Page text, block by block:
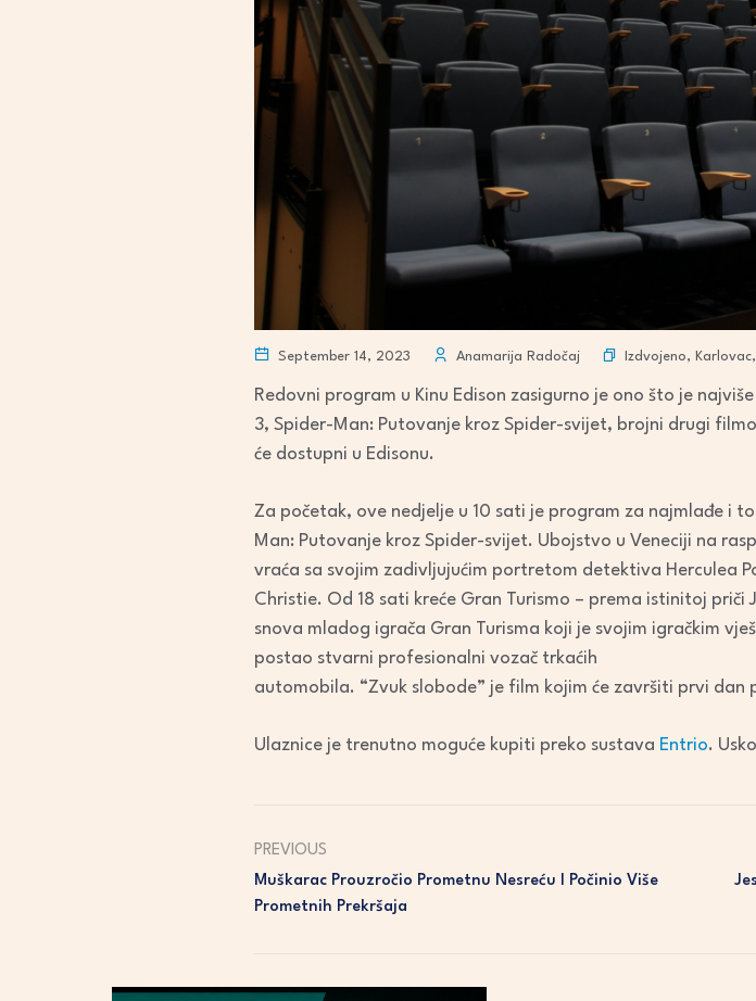
September 14, 2023 Anamarija Radočaj Izdvojeno, Karlovac,
Redovni program u Kinu Edison zasigurno je ono što je
3, Spider-Man: Putovanje kroz Spider-svijet, brojni drugi
će dostupni u Edisonu.
Za početak, ove nedjelje u 10 sati je program za najmlađe i
Man: Putovanje kroz Spider-svijet. Ubojstvo u Veneciji na
vraća sa svojim zadivljujućim portretom detektiva Herculea
Christie. Od 18 sati kreće Gran Turismo – prema istinitoj
snova mladog igrača Gran Turisma koji je svojim igračkim
postao stvarni profesionalni vozač trkaćih
automobila. “Zvuk slobode” je film kojim će završiti prvi dan
Ulaznice je trenutno moguće kupiti preko sustava Entrio.
PREVIOUS
Muškarac Prouzročio Prometnu Nesreću I Počinio Više
Prometnih Prekršaja